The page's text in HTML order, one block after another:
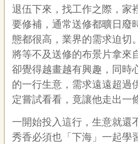
退伍下來，找工作之際，家
要修補，通常送修都曠日廢
態都很高，業界的需求迫切
將等不及送修的布景片拿來
卻覺得越畫越有興趣，同時
的一行生意，需求遠遠超過
定嘗試看看，竟讓他走出一
一開始投入這行，生意就還
秀香必須也「下海」一起學